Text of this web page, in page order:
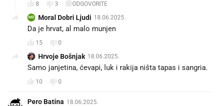
8 3 ODGOVORITE
MD Moral Dobri Ljudi 18.06.2025.
Da je hrvat, al malo munjen
15 0
Hrvoje Bošnjak 18.06.2025.
Samo janjetina, ćevapi, luk i rakija ništa tapas i sangria.
10 0
Pero Batina 18.06.2025.